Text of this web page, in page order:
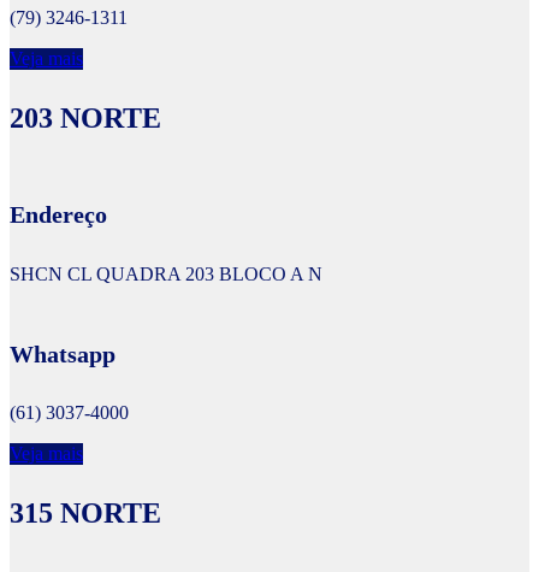
(79) 3246-1311
Veja mais
203 NORTE
Endereço
SHCN CL QUADRA 203 BLOCO A N
Whatsapp
(61) 3037-4000
Veja mais
315 NORTE